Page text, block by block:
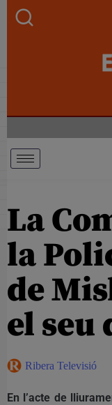
La
la
de
el seu
Ribera Televisió
En l’acte de